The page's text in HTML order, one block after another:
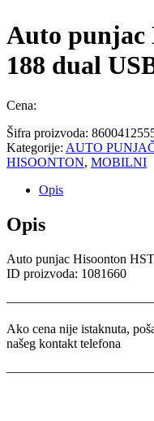
Auto punjac
188 dual
Cena:
Šifra proizvoda:
Kategorije: AUTO
HISOONTON, MOBILNI
Opis
Opis
Auto punjac Hisoonton
ID proizvoda: 1081660
Ako cena nije istaknuta,
našeg kontakt telefona